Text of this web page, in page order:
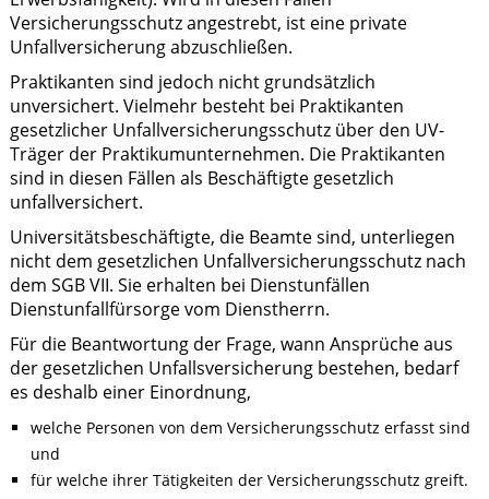
Versicherungsschutz angestrebt, ist eine private
Unfallversicherung abzuschließen.
Praktikanten sind jedoch nicht grundsätzlich
unversichert. Vielmehr besteht bei Praktikanten
gesetzlicher Unfallversicherungsschutz über den UV-
Träger der Praktikumunternehmen. Die Praktikanten
sind in diesen Fällen als Beschäftigte gesetzlich
unfallversichert.
Universitätsbeschäftigte, die Beamte sind, unterliegen
nicht dem gesetzlichen Unfallversicherungsschutz nach
dem SGB VII. Sie erhalten bei Dienstunfällen
Dienstunfallfürsorge vom Dienstherrn.
Für die Beantwortung der Frage, wann Ansprüche aus
der gesetzlichen Unfallsversicherung bestehen, bedarf
es deshalb einer Einordnung,
welche Personen von dem Versicherungsschutz erfasst sind
und
für welche ihrer Tätigkeiten der Versicherungsschutz greift.